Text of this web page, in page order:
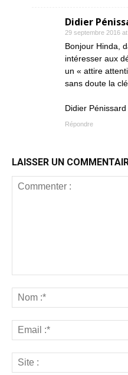
Didier
29 septembre 2016
Bonjour Hinda,
intéresser aux
un « attire
sans doute la
Didier Pénissard
Répondre
LAISSER UN